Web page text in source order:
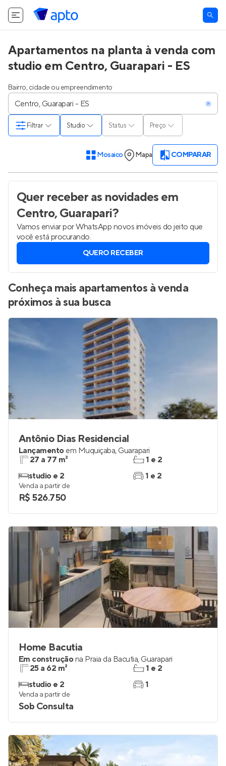
Apartamentos na planta à venda com
studio em Centro, Guarapari - ES
Bairro, cidade ou empreendimento
Studio Status Preço
Filtrar
Mosaico Mapa COMPARAR
Quer receber as novidadesem
Centro, Guarapari?
Vamos enviar por WhatsApp novos imóveis do jeito que
você está procurando.
QUERO RECEBER
Conheça mais apartamentos à venda
próximos à sua busca
Antônio Dias Residencial
Lançamento em Muquiçaba, Guarapari
27 a 77 m²
studio e 2
1 e 2
1 e 2
Venda a partir de
R$ 526.750
Home Bacutia
Em construçãona Praia da Bacutia, Guarapari
25 a 62 m²
studio e 2
1 e 2
1
Venda a partir de
Sob Consulta